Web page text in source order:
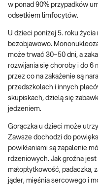
w ponad 90% przypadków
odsetkiem limfocytów.
U dzieci poniżej 5. roku
bezobjawowo.
może trwać 30–50 dni, a
rozwijania się choroby i do 6
przez co na zakażenie są
przedszkolach i innych
skupiskach, dzielą się
jedzeniem.
Gorączka u dzieci może
Zawsze dochodzi do
powikłaniami są zapalenie
rdzeniowych. Jak groźna
małopłytkowość, padaczka,
jąder, mięśnia sercowego i